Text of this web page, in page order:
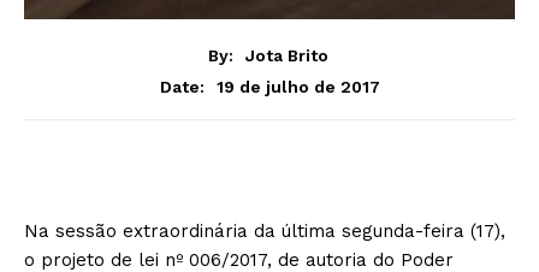
By:
Jota Brito
Date:
19 de julho de 2017
Na sessão extraordinária da última segunda-feira (17),
o projeto de lei nº 006/2017, de autoria do Poder